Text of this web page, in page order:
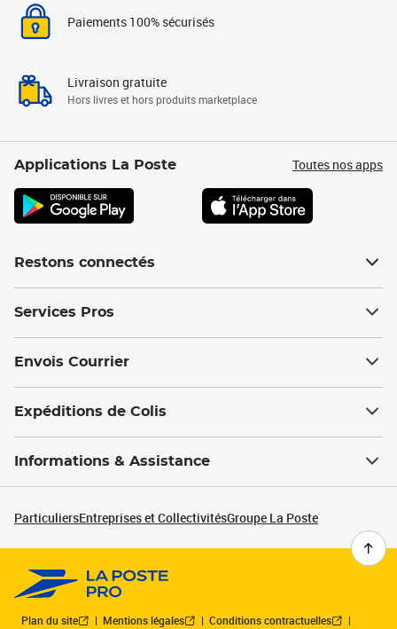
Paiements 100% sécurisés
Livraison gratuite
Hors livres et hors produits marketplace
Applications La Poste Toutes nos apps
Restons connectés
Services Pros
Envois Courrier
Expéditions de Colis
Informations & Assistance
ParticuliersEntreprises et CollectivitésGroupe La Poste
Plan du site Mentions légales Conditions contractuelles